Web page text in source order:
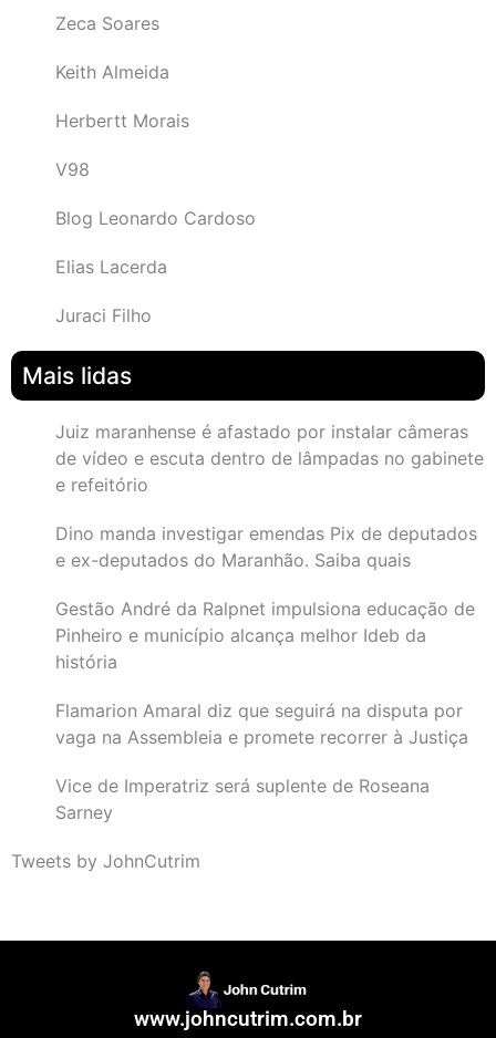
Zeca Soares
Keith Almeida
Herbertt Morais
V98
Blog Leonardo Cardoso
Elias Lacerda
Juraci Filho
Mais lidas
Juiz maranhense é afastado por instalar câmeras
de vídeo e escuta dentro de lâmpadas no gabinete
e refeitório
Dino manda investigar emendas Pix de deputados
e ex-deputados do Maranhão. Saiba quais
Gestão André da Ralpnet impulsiona educação de
Pinheiro e município alcança melhor Ideb da
história
Flamarion Amaral diz que seguirá na disputa por
vaga na Assembleia e promete recorrer à Justiça
Vice de Imperatriz será suplente de Roseana
Sarney
Tweets by JohnCutrim
www.johncutrim.com.br